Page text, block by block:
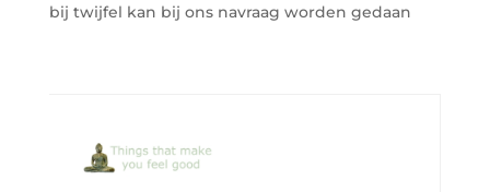
bij twijfel kan bij ons navraag worden gedaan